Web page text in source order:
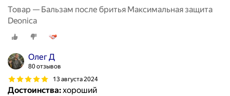
Товар — Бальзам после бритья Максимальная защита
Deonica
Олег Д
80 отзывов
13 августа 2024
Достоинства:хороший